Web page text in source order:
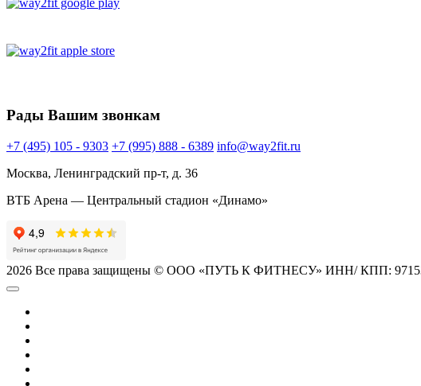
Рады Вашим звонкам
+7 (495) 105 - 9303 +7 (995) 888 - 6389 info@way2fit.ru
Москва, Ленинградский пр-т, д. 36
ВТБ Арена — Центральный стадион «Динамо»
2026 Все права защищены © ООО «ПУТЬ К ФИТНЕСУ» ИНН/ КПП: